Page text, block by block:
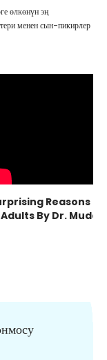
өлкөнүн эң
менен сын-пикирлер
Reasons
By Dr.